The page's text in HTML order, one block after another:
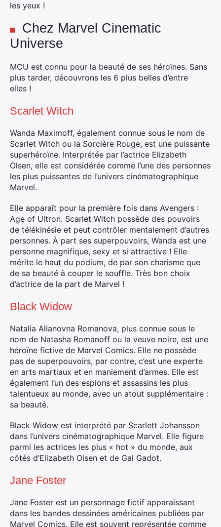
les yeux !
Chez Marvel Cinematic
Universe
MCU est connu pour la beauté de ses héroïnes. Sans
plus tarder, découvrons les 6 plus belles d’entre
elles !
Scarlet Witch
Wanda Maximoff, également connue sous le nom de
Scarlet Witch ou la Sorcière Rouge, est une puissante
superhéroïne. Interprétée par l’actrice Elizabeth
Olsen, elle est considérée comme l’une des personnes
les plus puissantes de l’univers cinématographique
Marvel.
Elle apparaît pour la première fois dans Avengers :
Age of Ultron. Scarlet Witch possède des pouvoirs
de télékinésie et peut contrôler mentalement d’autres
personnes. À part ses superpouvoirs, Wanda est une
personne magnifique, sexy et si attractive ! Elle
mérite le haut du podium, de par son charisme que
de sa beauté à couper le souffle. Très bon choix
d’actrice de la part de Marvel !
Black Widow
Natalia Alianovna Romanova, plus connue sous le
nom de Natasha Romanoff ou la veuve noire, est une
héroïne fictive de Marvel Comics. Elle ne possède
pas de superpouvoirs, par contre, c’est une experte
en arts martiaux et en maniement d’armes. Elle est
également l’un des espions et assassins les plus
talentueux au monde, avec un atout supplémentaire :
sa beauté.
Black Widow est interprété par Scarlett Johansson
dans l’univers cinématographique Marvel. Elle figure
parmi les actrices les plus « hot » du monde, aux
côtés d’Elizabeth Olsen et de Gal Gadot.
Jane Foster
Jane Foster est un personnage fictif apparaissant
dans les bandes dessinées américaines publiées par
Marvel Comics. Elle est souvent représentée comme